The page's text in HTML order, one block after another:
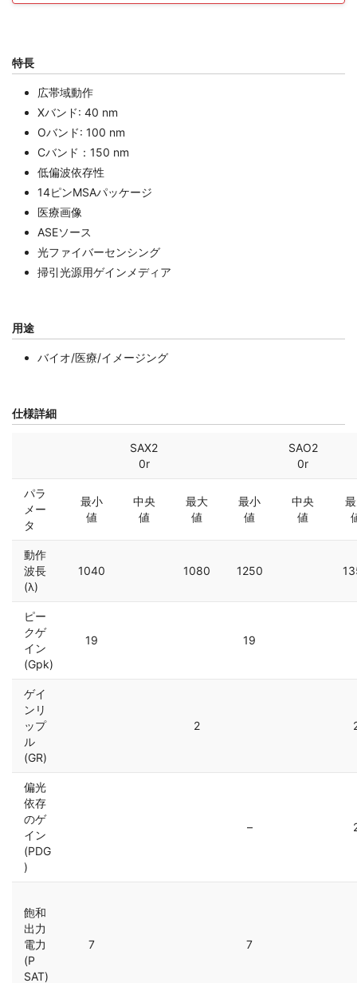
特長
広帯域動作
Xバンド: 40 nm
Oバンド: 100 nm
Cバンド：150 nm
低偏波依存性
14ピンMSAパッケージ
医療画像
ASEソース
光ファイバーセンシング
掃引光源用ゲインメディア
用途
バイオ/医療/イメージング
仕様詳細
SAX2
0r
SAO2
0r
パラ
メー
タ
最小
値
中央
値
最大
値
最小
値
中央
値
動作
波長
(λ)
1040 1080 1250
ピー
クゲ
イン
(Gpk)
19 19
ゲイ
ンリ
ップ
ル
(GR)
2
偏光
依存
のゲ
イン
(PDG
)
–
飽和
出力
電力
(P
SAT)
7 7